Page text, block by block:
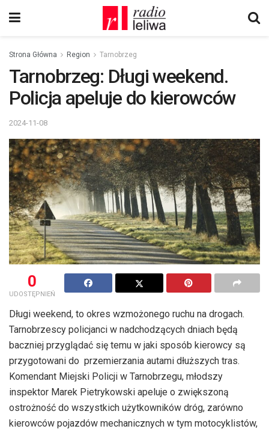
Strona Główna Region Tarnobrzeg
Tarnobrzeg: Długi weekend.
Policja apeluje do kierowców
2024-11-08
0
UDOSTĘPNIEŃ
Długi weekend, to okres wzmożonego ruchu na drogach.
Tarnobrzescy policjanci w nadchodzących dniach będą
baczniej przyglądać się temu w jaki sposób kierowcy są
przygotowani do przemierzania autami dłuższych tras.
Komendant Miejski Policji w Tarnobrzegu, młodszy
inspektor Marek Pietrykowski apeluje o zwiększoną
ostrożność do wszystkich użytkowników dróg, zarówno
kierowców pojazdów mechanicznych w tym motocyklistów,